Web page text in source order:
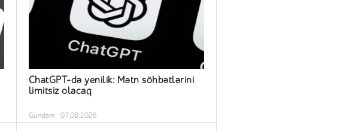
ChatGPT-də yenilik: Mətn söhbətlərini
limitsiz olacaq
Gündəm 07.08.2026